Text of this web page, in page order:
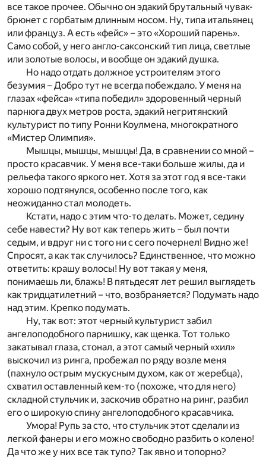
все такое прочее. Обычно он эдакий брутальный чувак-
брюнет с горбатым длинным носом. Ну, типа итальянец
или француз. А есть «фейс» – это «Хороший парень».
Само собой, у него англо-саксонский тип лица, светлые
или золотые волосы, и вообще он эдакий душка.
Но надо отдать должное устроителям этого
безумия – Добро тут не всегда побеждало. У меня на
глазах «фейса» «типа победил» здоровенный черный
парнюга двух метров роста, эдакий негритянский
культурист по типу Ронни Коулмена, многократного
«Мистер Олимпия».
Мышцы, мышцы, мышцы! Да, в сравнении со мной –
просто красавчик. У меня все-таки больше жилы, да и
рельефа такого яркого нет. Хотя за этот год я все-таки
хорошо подтянулся, особенно после того, как
неожиданно стал молодеть.
Кстати, надо с этим что-то делать. Может, седину
себе навести? Ну вот как теперь жить – был почти
седым, и вдруг ни с того ни с сего почернел! Видно же!
Спросят, а как так случилось? Единственное, что можно
ответить: крашу волосы! Ну вот такая у меня,
понимаешь ли, блажь! В пятьдесят лет решил выглядеть
как тридцатилетний – что, возбраняется? Подумать надо
над этим. Крепко подумать.
Ну, так вот: этот черный культурист забил
ангелоподобного парнишку, как щенка. Тот только
закатывал глаза, стонал, а этот самый черный «хил»
выскочил из ринга, пробежал по ряду возле меня
(пахнуло острым мускусным духом, как от жеребца),
схватил оставленный кем-то (похоже, что для него)
складной стульчик и, заскочив обратно на ринг, разбил
его о широкую спину ангелоподобного красавчика.
Умора! Рупь за сто, что стульчик этот сделали из
легкой фанеры и его можно свободно разбить о колено!
Да что же у них все так тупо? Так явно и топорно?